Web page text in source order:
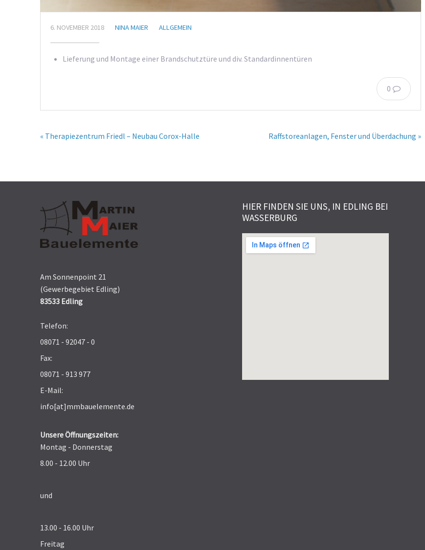
6. NOVEMBER 2018 NINA MAIER ALLGEMEIN
Lieferung und Montage einer Brandschutztüre und div. Standardinnentüren
0
« Therapiezentrum Friedl – Neubau Corox-Halle Raffstoreanlagen, Fenster und Überdachung »
Am Sonnenpoint 21
(Gewerbegebiet Edling)
83533 Edling
Telefon:
08071 - 92047 - 0
Fax:
08071 - 913 977
E-Mail:
info[at]mmbauelemente.de
Unsere Öffnungszeiten:
Montag - Donnerstag
8.00 - 12.00 Uhr
und
13.00 - 16.00 Uhr
Freitag
HIER FINDEN SIE UNS, IN EDLING BEI
WASSERBURG